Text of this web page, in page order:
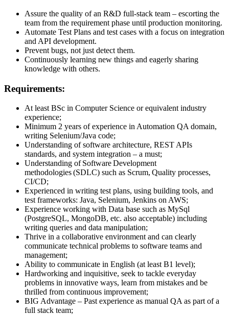
Assure the quality of an R&D full-stack team – escorting the
team from the requirement phase until production monitoring.
Automate Test Plans and test cases with a focus on integration
and API development.
Prevent bugs, not just detect them.
Continuously learning new things and eagerly sharing
knowledge with others.
Requirements:
At least BSc in Computer Science or equivalent industry
experience;
Minimum 2 years of experience in Automation QA domain,
writing Selenium/Java code;
Understanding of software architecture, REST APIs
standards, and system integration – a must;
Understanding of Software Development
methodologies (SDLC) such as Scrum, Quality processes,
CI/CD;
Experienced in writing test plans, using building tools, and
test frameworks: Java, Selenium, Jenkins on AWS;
Experience working with Data base such as MySql
(PostgreSQL, MongoDB, etc. also acceptable) including
writing queries and data manipulation;
Thrive in a collaborative environment and can clearly
communicate technical problems to software teams and
management;
Ability to communicate in English (at least B1 level);
Hardworking and inquisitive, seek to tackle everyday
problems in innovative ways, learn from mistakes and be
thrilled from continuous improvement;
BIG Advantage – Past experience as manual QA as part of a
full stack team;